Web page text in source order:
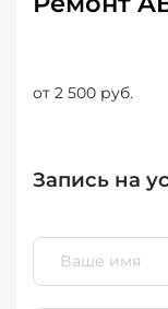
от 2 500 руб.
Запись на